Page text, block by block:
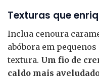
Texturas que
Inclua cenoura
abóbora em
textura. Um fio de
caldo mais